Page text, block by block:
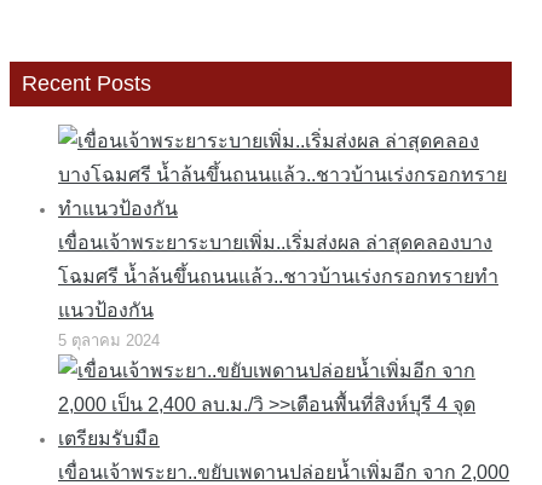
Recent Posts
เขื่อนเจ้าพระยาระบายเพิ่ม..เริ่มส่งผล ล่าสุดคลองบาง
โฉมศรี น้ำล้นขึ้นถนนแล้ว..ชาวบ้านเร่งกรอกทรายทำ
แนวป้องกัน
5 ตุลาคม 2024
เขื่อนเจ้าพระยา..ขยับเพดานปล่อยน้ำเพิ่มอีก จาก 2,000